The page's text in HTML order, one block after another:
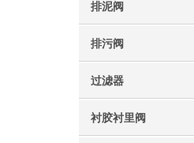
排泥阀
排污阀
过滤器
衬胶衬里阀